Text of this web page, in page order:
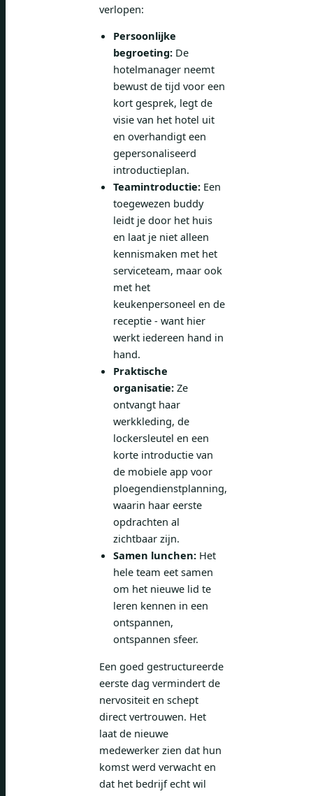
verlopen:
Persoonlijke
begroeting: De
hotelmanager neemt
bewust de tijd voor een
kort gesprek, legt de
visie van het hotel uit
en overhandigt een
gepersonaliseerd
introductieplan.
Teamintroductie: Een
toegewezen buddy
leidt je door het huis
en laat je niet alleen
kennismaken met het
serviceteam, maar ook
met het
keukenpersoneel en de
receptie - want hier
werkt iedereen hand in
hand.
Praktische
organisatie: Ze
ontvangt haar
werkkleding, de
lockersleutel en een
korte introductie van
de mobiele app voor
ploegendienstplanning,
waarin haar eerste
opdrachten al
zichtbaar zijn.
Samen lunchen: Het
hele team eet samen
om het nieuwe lid te
leren kennen in een
ontspannen,
ontspannen sfeer.
Een goed gestructureerde
eerste dag vermindert de
nervositeit en schept
direct vertrouwen. Het
laat de nieuwe
medewerker zien dat hun
komst werd verwacht en
dat het bedrijf echt wil